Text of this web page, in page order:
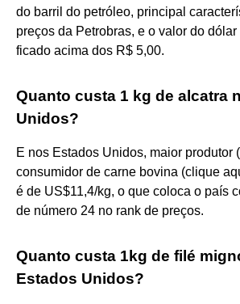
do barril do petróleo, principal
preços da Petrobras, e o valor do
ficado acima dos R$ 5,00.
Quanto custa 1 kg de alcatra
Unidos?
E nos Estados Unidos, maior produtor
consumidor de carne bovina (clique
é de US$11,4/kg, o que coloca o país
de número 24 no rank de preços.
Quanto custa 1kg de filé
Estados Unidos?